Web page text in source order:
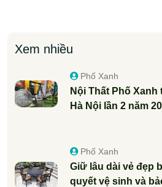
Xem nhiều
Phố Xanh
Nội Thất Phố Xanh
Hà Nội lần 2 năm
Phố Xanh
Giữ lâu dài vẻ đẹp
quyết vệ sinh và